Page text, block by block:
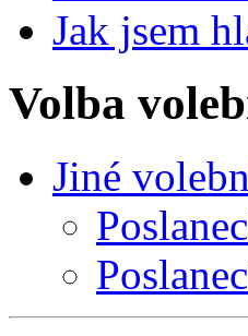
Jak jsem
Volba
Jiné